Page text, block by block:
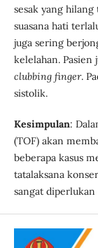
sesak yang
suasana hati
juga sering
kelelahan. Pasien
clubbing finger.
sistolik.
Kesimpulan:
(TOF) akan
beberapa kasus
tatalaksana
sangat